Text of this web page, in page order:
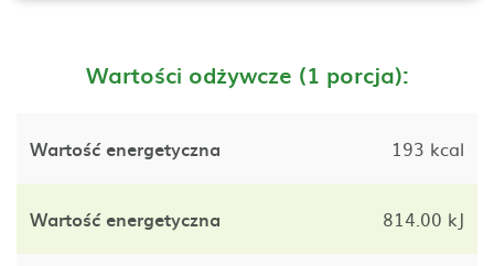
Wartości odżywcze (1 porcja):
Wartość energetyczna 193 kcal
Wartość energetyczna 814.00 kJ